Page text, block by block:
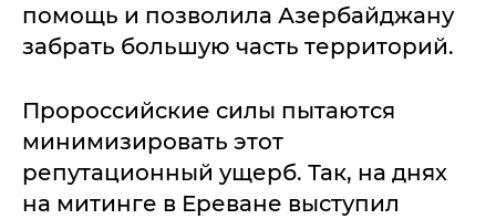
помощь и позволила Азербайджану
забрать большую часть территорий.
Пророссийские силы пытаются
минимизировать этот
репутационный ущерб. Так, на днях
на митинге в Ереване выступил